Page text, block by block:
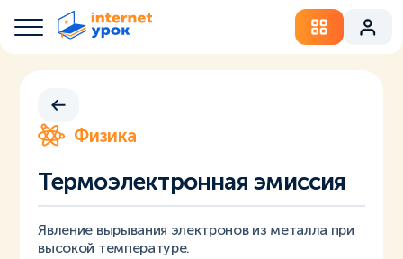
Физика
Термоэлектронная эмиссия
Явление вырывания электронов из металла при
высокой температуре.